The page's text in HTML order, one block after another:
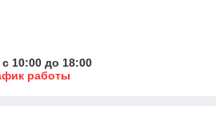
10:00 до 18:00
работы